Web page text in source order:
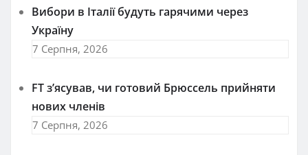
Вибори в Італії будуть гарячими через
Україну
7 Серпня, 2026
FT зʼясував, чи готовий Брюссель прийняти
нових членів
7 Серпня, 2026